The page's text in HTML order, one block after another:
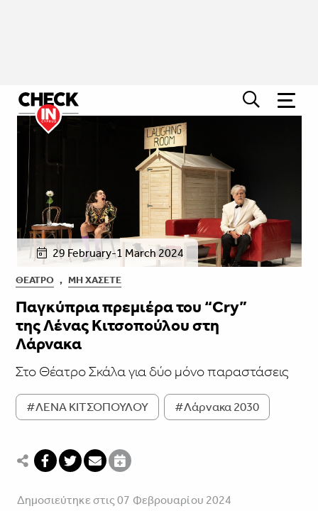
29 February-1 March 2024
ΘΈΑΤΡΟ , ΜΗ ΧΆΣΕΤΕ
Παγκύπρια πρεμιέρα του “Cry”
της Λένας Κιτσοπούλου στη
Λάρνακα
Στο Θέατρο Σκάλα για δύο μόνο παραστάσεις
#ΛΕΝΑ ΚΙΤΣΟΠΟΥΛΟΥ #Λάρνακα 2030
Δημοσιεύτηκε στις 07 Φεβρουαρίου 2024